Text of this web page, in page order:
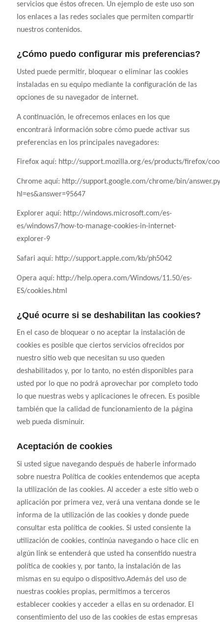
servicios que éstos ofrecen. Un ejemplo de este uso son
los enlaces a las redes sociales que permiten compartir
nuestros contenidos.
¿Cómo puedo configurar mis preferencias?
Usted puede permitir, bloquear o eliminar las cookies
instaladas en su equipo mediante la configuración de las
opciones de su navegador de internet.
A continuación, le ofrecemos enlaces en los que
encontrará información sobre cómo puede activar sus
preferencias en los principales navegadores:
Firefox aquí: http://support.mozilla.org/es/products/firefox/
Chrome aquí: http://support.google.com/chrome/bin/
hl=es&answer=95647
Explorer aquí: http://windows.microsoft.com/es-
es/windows7/how-to-manage-cookies-in-internet-
explorer-9
Safari aquí: http://support.apple.com/kb/ph5042
Opera aquí: http://help.opera.com/Windows/11.50/es-
ES/cookies.html
¿Qué ocurre si se deshabilitan las cookies?
En el caso de bloquear o no aceptar la instalación de
cookies es posible que ciertos servicios ofrecidos por
nuestro sitio web que necesitan su uso queden
deshabilitados y, por lo tanto, no estén disponibles para
usted por lo que no podrá aprovechar por completo todo
lo que nuestras webs y aplicaciones le ofrecen. Es posible
también que la calidad de funcionamiento de la página
web pueda disminuir.
Aceptación de cookies
Si usted sigue navegando después de haberle informado
sobre nuestra Política de cookies entendemos que acepta
la utilización de las cookies. Al acceder a este sitio web o
aplicación por primera vez, verá una ventana donde se le
informa de la utilización de las cookies y donde puede
consultar esta política de cookies. Si usted consiente la
utilización de cookies, continúa navegando o hace clic en
algún link se entenderá que usted ha consentido nuestra
política de cookies y, por tanto, la instalación de las
mismas en su equipo o dispositivo.Además del uso de
nuestras cookies propias, permitimos a terceros
establecer cookies y acceder a ellas en su ordenador. El
consentimiento del uso de las cookies de estas empresas